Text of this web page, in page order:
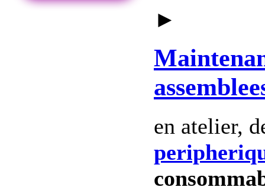
►
en atelier,